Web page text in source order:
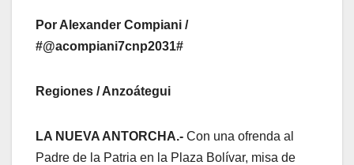
Por Alexander Compiani /
#@acompiani7cnp2031#
Regiones / Anzoátegui
LA NUEVA ANTORCHA.- Con una ofrenda al
Padre de la Patria en la Plaza Bolívar, misa de